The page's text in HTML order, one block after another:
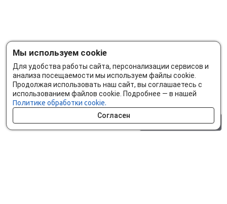
Мы используем cookie
Для удобства работы сайта, персонализации сервисов и
анализа посещаемости мы используем файлы cookie.
Продолжая использовать наш сайт, вы соглашаетесь с
использованием файлов cookie. Подробнее — в нашей
Политике обработки cookie.
Согласен